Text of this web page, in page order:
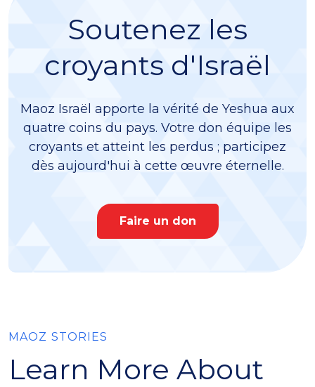
Soutenez les
croyants d'Israël
Maoz Israël apporte la vérité de Yeshua aux
quatre coins du pays. Votre don équipe les
croyants et atteint les perdus ; participez
dès aujourd'hui à cette œuvre éternelle.
Faire un don
MAOZ STORIES
Learn More About